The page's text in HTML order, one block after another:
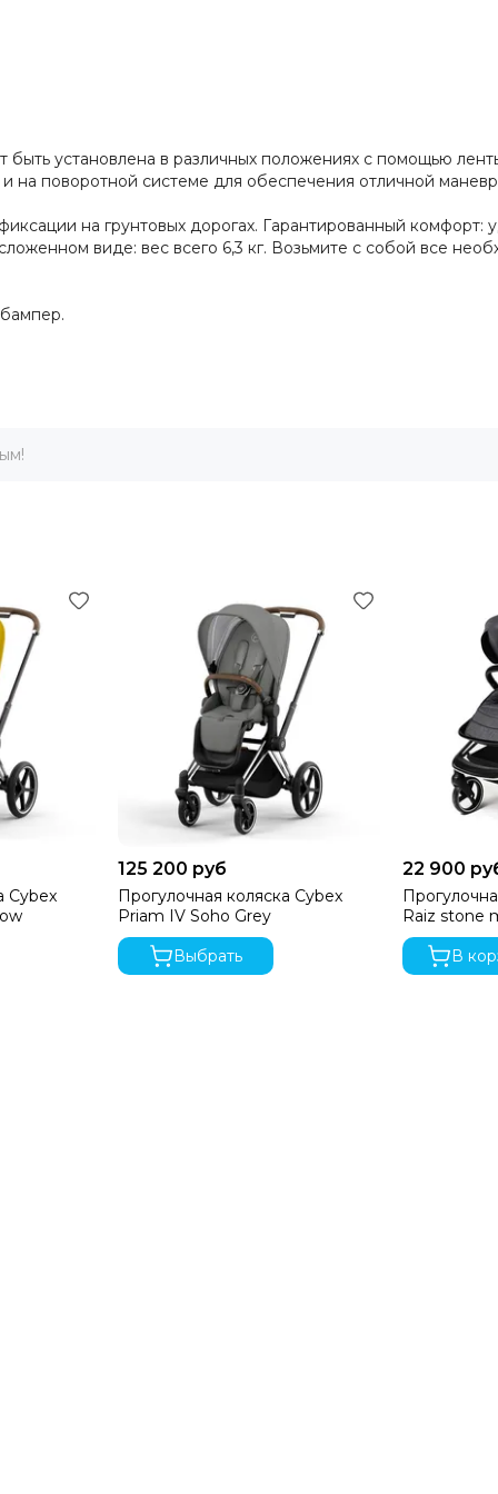
установлена ​​в различных положениях с помощью
на поворотной системе для обеспечения отличной
на грунтовых дорогах. Гарантированный
виде: вес всего 6,3 кг. Возьмите с собой все
Cybex
125 200 руб
Прогулочная коляска Cybex
Priam IV Soho Grey
Выбрать
22 900
Raiz stone
В